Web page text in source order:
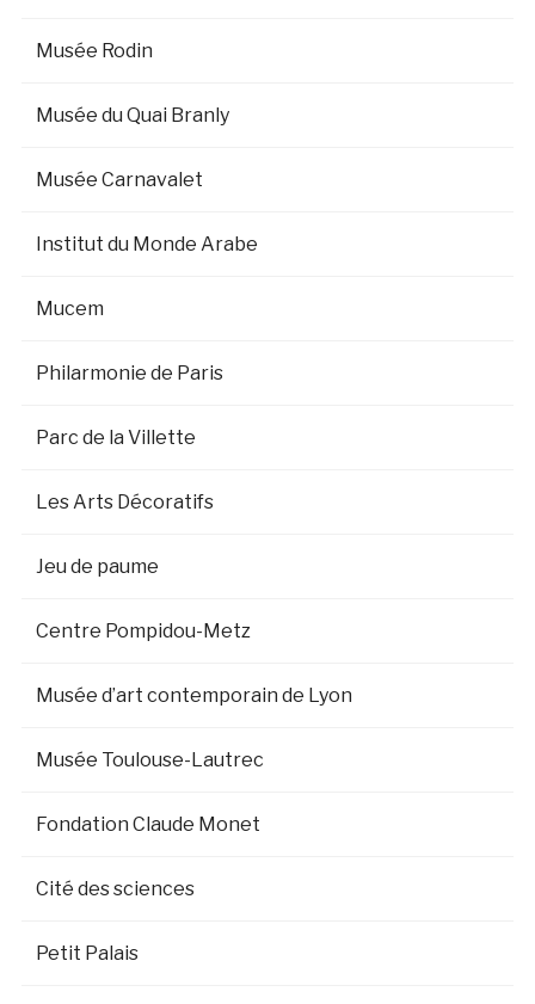
Musée Rodin
Musée du Quai Branly
Musée Carnavalet
Institut du Monde Arabe
Mucem
Philarmonie de Paris
Parc de la Villette
Les Arts Décoratifs
Jeu de paume
Centre Pompidou-Metz
Musée d’art contemporain de Lyon
Musée Toulouse-Lautrec
Fondation Claude Monet
Cité des sciences
Petit Palais